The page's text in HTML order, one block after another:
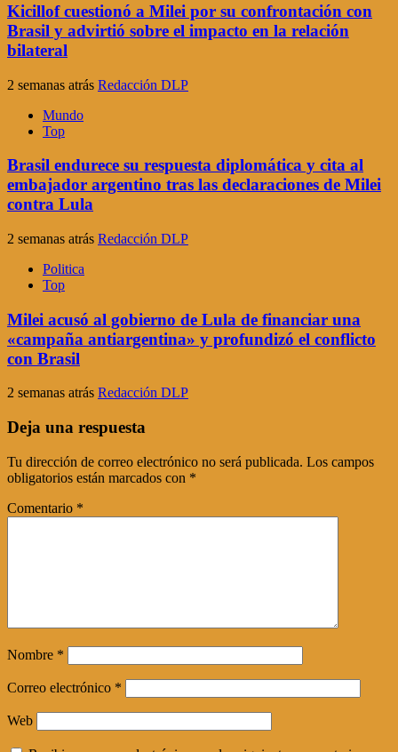
Kicillof cuestionó a Milei por su confrontación con
Brasil y advirtió sobre el impacto en la relación
bilateral
2 semanas atrás Redacción DLP
Mundo
Top
Brasil endurece su respuesta diplomática y cita al
embajador argentino tras las declaraciones de Milei
contra Lula
2 semanas atrás Redacción DLP
Politica
Top
Milei acusó al gobierno de Lula de financiar una
«campaña antiargentina» y profundizó el conflicto
con Brasil
2 semanas atrás Redacción DLP
Deja una respuesta
Tu dirección de correo electrónico no será publicada. Los campos
obligatorios están marcados con *
Comentario *
Nombre *
Correo electrónico *
Web